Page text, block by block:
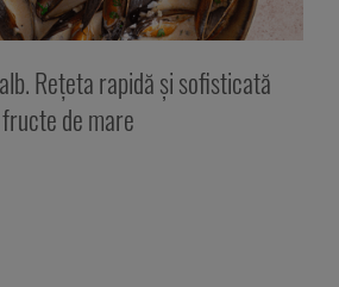
Rețeta rapidă și sofisticată
de mare